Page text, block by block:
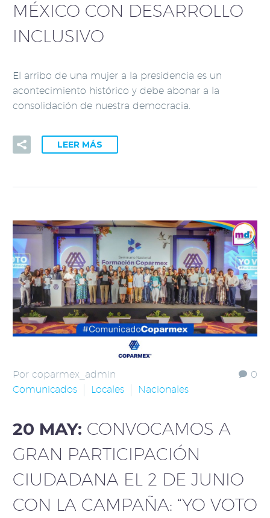
MÉXICO CON DESARROLLO
INCLUSIVO
El arribo de una mujer a la presidencia es un
acontecimiento histórico y debe abonar a la
consolidación de nuestra democracia.
LEER MÁS
0
Por coparmex_admin
Comunicados
Locales Nacionales
20 MAY: CONVOCAMOS A
GRAN PARTICIPACIÓN
CIUDADANA EL 2 DE JUNIO
CON LA CAMPAÑA: “YO VOTO